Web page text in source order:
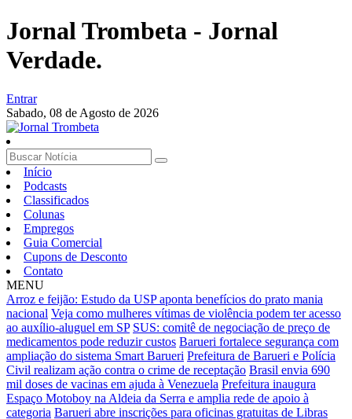
Jornal Trombeta - Jornal
Verdade.
Entrar
Sabado, 08 de Agosto de 2026
Início
Podcasts
Classificados
Colunas
Empregos
Guia Comercial
Cupons de Desconto
Contato
MENU
Arroz e feijão: Estudo da USP aponta benefícios do prato mania
nacional Veja como mulheres vítimas de violência podem ter acesso
ao auxílio-aluguel em SP SUS: comitê de negociação de preço de
medicamentos pode reduzir custos Barueri fortalece segurança com
ampliação do sistema Smart Barueri Prefeitura de Barueri e Polícia
Civil realizam ação contra o crime de receptação Brasil envia 690
mil doses de vacinas em ajuda à Venezuela Prefeitura inaugura
Espaço Motoboy na Aldeia da Serra e amplia rede de apoio à
categoria Barueri abre inscrições para oficinas gratuitas de Libras